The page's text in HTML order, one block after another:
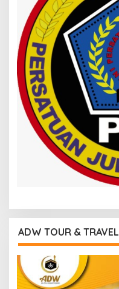
ADW TOUR & TRAVEL